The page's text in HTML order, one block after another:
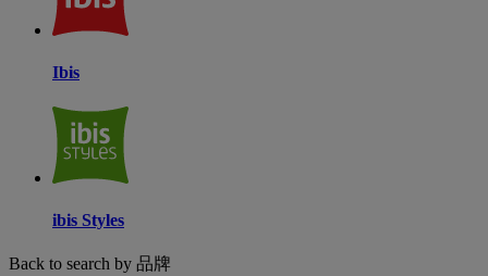
Ibis
ibis Styles
Back to search by 品牌